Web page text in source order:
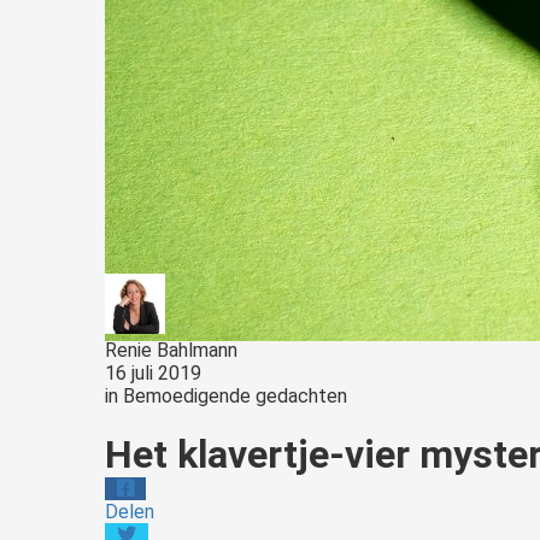
Renie Bahlmann
16 juli 2019
in Bemoedigende gedachten
Het klavertje-vier
Delen